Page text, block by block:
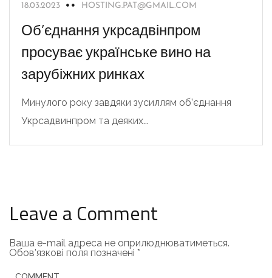
18.03.2023 HOSTING.PAT@GMAIL.COM
Об’єднання укрсадвінпром
просуває українське вино на
зарубіжних ринках
Минулого року завдяки зусиллям об’єднання
Укрсадвинпром та деяких...
Leave a Comment
Ваша e-mail адреса не оприлюднюватиметься.
Обов’язкові поля позначені *